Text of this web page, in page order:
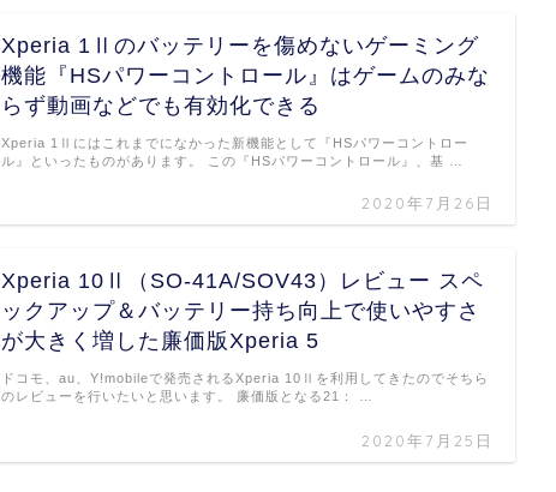
Xperia 1Ⅱのバッテリーを傷めないゲーミング
機能『HSパワーコントロール』はゲームのみな
らず動画などでも有効化できる
2020年7月26日
Xperia 1Ⅱにはこれまでになかった新機能として『HSパワーコントロー
ル』といったものがあります。 この『HSパワーコントロール』、基 …
Xperia 10Ⅱ（SO-41A/SOV43）レビュー スペ
ックアップ＆バッテリー持ち向上で使いやすさ
が大きく増した廉価版Xperia 5
2020年7月25日
ドコモ、au、Y!mobileで発売されるXperia 10Ⅱを利用してきたのでそちら
のレビューを行いたいと思います。 廉価版となる21： …